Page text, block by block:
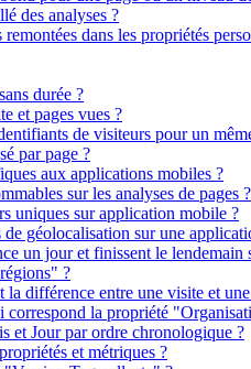
des analyses ?
dans les propriétés
durée ?
et pages vues ?
de visiteurs pour un
par page ?
aux applications mobiles ?
sur les analyses de pages ?
uniques sur application mobile ?
géolocalisation sur une
un jour et finissent le lendemain
?
différence entre une visite et une
la propriété
et Jour par ordre chronologique ?
et métriques ?